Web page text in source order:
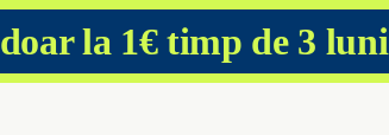
doar la 1€ timp de 3 luni